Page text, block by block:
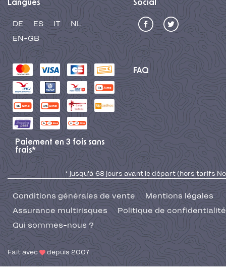
Langues
DE ES IT
NL
EN-GB
Social
FAQ
Paiement en 3 fois sans
frais*
* jusqu'à 68 jours avant le départ (hors tarifs No
Conditions générales de vente
Mentions légales
Assurance multirisques
Politique de confidentialité
Qui sommes-nous ?
Fait avec depuis 2007